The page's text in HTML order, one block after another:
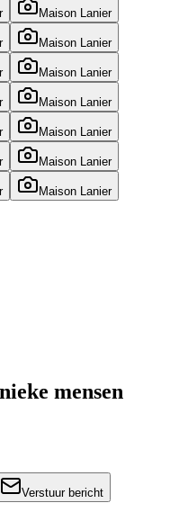
Maison Lanier
Maison Lanier
Maison Lanier
Maison Lanier
Maison Lanier
Maison Lanier
Maison Lanier
mensen
Verstuur bericht